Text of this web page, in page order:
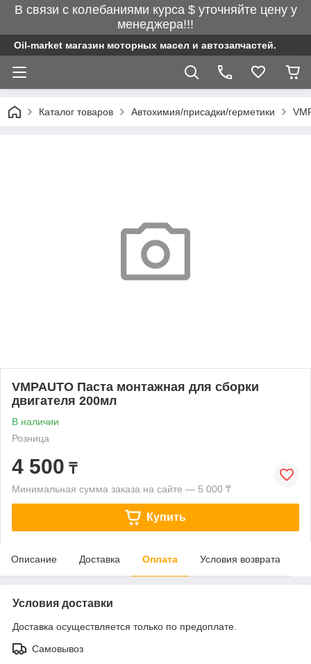
В связи с колебаниями курса $ уточняйте цену у
менеджера!!!
Oil-market магазин моторных масел и автозапчастей.
Каталог товаров Автохимия/присадки/герметики
VMPAUTO Паста монтажная для сборки
двигателя 200мл
В наличии
Розница
4 500 ₸
Минимальная сумма заказа на сайте — 5 000 ₸
Купить
Описание Доставка Оплата Условия возврата
Условия доставки
Доставка осуществляется только по предоплате.
Самовывоз